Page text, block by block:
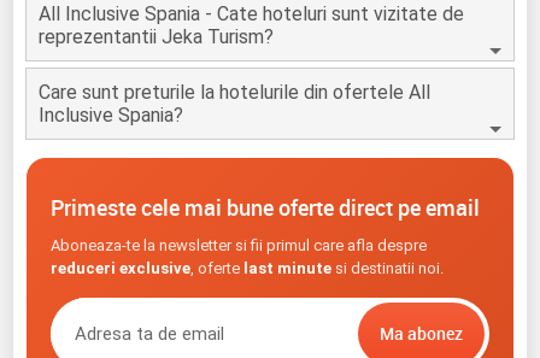
All Inclusive Spania - Cate hoteluri sunt vizitate de
reprezentantii Jeka Turism?
Care sunt preturile la hotelurile din ofertele All
Inclusive Spania?
Primeste cele mai bune oferte direct pe email
Aboneaza-te la newsletter si fii primul care afla despre
reduceri exclusive, oferte last minutesi destinatii noi.